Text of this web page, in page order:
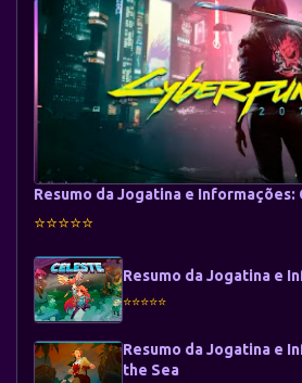
Resumo da Jogatina e Informações:
⭐⭐⭐⭐⭐
Resumo da Jogatina e
⭐⭐⭐⭐⭐
Resumo da Jogatina e
the Sea